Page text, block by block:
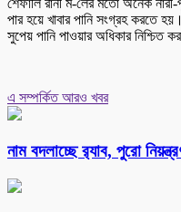
শেফালি রানী ম-লের মতো অনেক
পার হয়ে খাবার পানি সংগ্রহ করতে
সুপেয় পানি পাওয়ার অধিকার নিশ্চিত
এ সম্পর্কিত আরও খবর
নাম বদলাচ্ছে র‌্যাব, পুরো